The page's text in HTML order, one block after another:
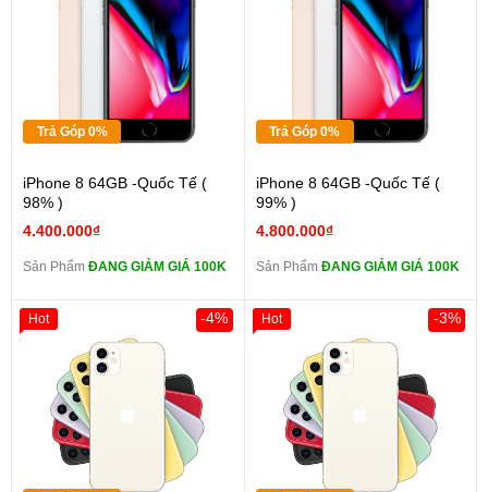
Trả Góp 0%
iPhone 8 64GB -Quốc Tế (
98% )
4.400.000₫
Sản Phẩm ĐANG GIẢM GIÁ 100K
Trả Góp 0%
iPhone 8 64GB -Quốc Tế (
99% )
4.800.000₫
Sản Phẩm ĐANG GIẢM GIÁ 100K
-4%
Hot -3%
Hot